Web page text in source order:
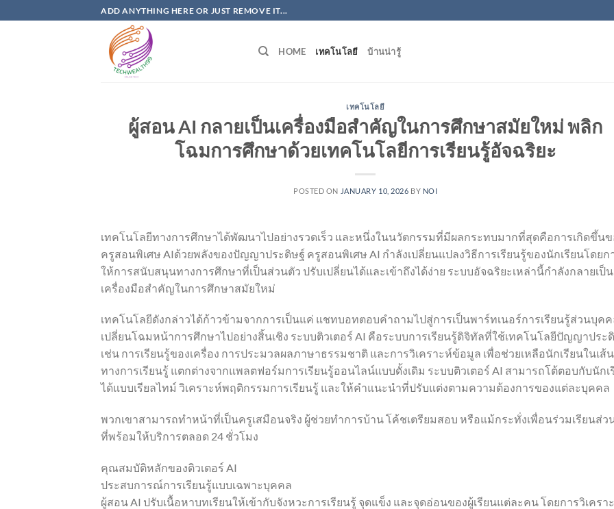
to
ADD ANYTHING HERE OR JUST REMOVE IT...
HOME เทคโนโลยี บ้านน่ารู้
เทคโนโลยี
ผู้สอน AI กลายเป็นเครื่องมือสำคัญในการศึกษาสมัยใหม่ พลิก
โฉมการศึกษาด้วยเทคโนโลยีการเรียนรู้อัจฉริยะ
POSTED ON JANUARY 10, 2026 BY NOI
เทคโนโลยีทางการศึกษาได้พัฒนาไปอย่างรวดเร็ว และหนึ่งในนวัตกรรมที่มีผลกระทบมากที่สุดคือการเกิดขึ้น
ครูสอนพิเศษ AIด้วยพลังของปัญญาประดิษฐ์ ครูสอนพิเศษ AI กำลังเปลี่ยนแปลงวิธีการเรียนรู้ของนักเรียนโดยก
ให้การสนับสนุนทางการศึกษาที่เป็นส่วนตัว ปรับเปลี่ยนได้และเข้าถึงได้ง่าย ระบบอัจฉริยะเหล่านี้กำลังกลายเป็น
เครื่องมือสำคัญในการศึกษาสมัยใหม่
เทคโนโลยีดังกล่าวได้ก้าวข้ามจากการเป็นแค่ แชทบอทตอบคำถามไปสู่การเป็นพาร์ทเนอร์การเรียนรู้ส่วนบุค
เปลี่ยนโฉมหน้าการศึกษาไปอย่างสิ้นเชิง ระบบติวเตอร์ AI คือระบบการเรียนรู้ดิจิทัลที่ใช้เทคโนโลยีปัญญาประ
เช่น การเรียนรู้ของเครื่อง การประมวลผลภาษาธรรมชาติ และการวิเคราะห์ข้อมูล เพื่อช่วยเหลือนักเรียนในเส้น
ทางการเรียนรู้ แตกต่างจากแพลตฟอร์มการเรียนรู้ออนไลน์แบบดั้งเดิม ระบบติวเตอร์ AI สามารถโต้ตอบกับนักเ
ได้แบบเรียลไทม์ วิเคราะห์พฤติกรรมการเรียนรู้ และให้คำแนะนำที่ปรับแต่งตามความต้องการของแต่ละบุคคล
พวกเขาสามารถทำหน้าที่เป็นครูเสมือนจริง ผู้ช่วยทำการบ้าน โค้ชเตรียมสอบ หรือแม้กระทั่งเพื่อนร่วมเรียนส่ว
ที่พร้อมให้บริการตลอด 24 ชั่วโมง
คุณสมบัติหลักของติวเตอร์ AI
ประสบการณ์การเรียนรู้แบบเฉพาะบุคคล
ผู้สอน AI ปรับเนื้อหาบทเรียนให้เข้ากับจังหวะการเรียนรู้ จุดแข็ง และจุดอ่อนของผู้เรียนแต่ละคน โดยการวิเครา